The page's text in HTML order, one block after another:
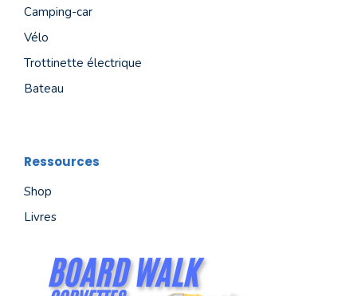
Camping-car
Vélo
Trottinette électrique
Bateau
Ressources
Shop
Livres